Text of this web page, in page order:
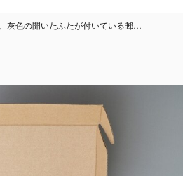
灰色の開いたふたが付いている郵…